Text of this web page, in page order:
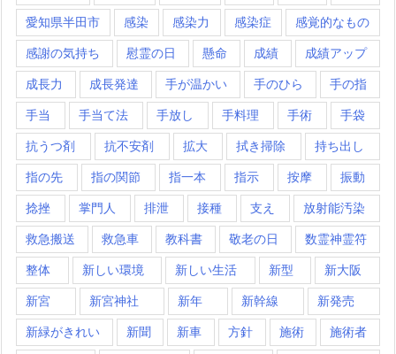
愛知県半田市 感染 感染力 感染症 感覚的なもの
感謝の気持ち 慰霊の日 懸命 成績 成績アップ
成長力 成長発達 手が温かい 手のひら 手の指
手当 手当て法 手放し 手料理 手術 手袋
抗うつ剤 抗不安剤 拡大 拭き掃除 持ち出し
指の先 指の関節 指一本 指示 按摩 振動
捻挫 掌門人 排泄 接種 支え 放射能汚染
救急搬送 救急車 教科書 敬老の日 数霊神霊符
整体 新しい環境 新しい生活 新型 新大阪
新宮 新宮神社 新年 新幹線 新発売
新緑がきれい 新聞 新車 方針 施術 施術者